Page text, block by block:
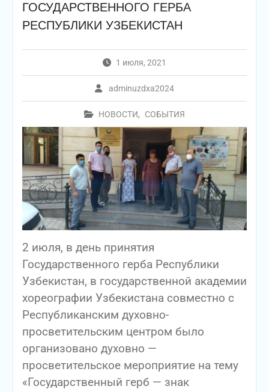
ГОСУДАРСТВЕННОГО ГЕРБА
РЕСПУБЛИКИ УЗБЕКИСТАН
1 июля, 2021
adminuzdxa2024
НОВОСТИ, СОБЫТИЯ
2 июля, в день принятия
Государственного герба Республики
Узбекистан, в государственной академии
хореографии Узбекистана совместно с
Республиканским духовно-
просветительским центром было
организовано духовно —
просветительское мероприятие на тему
«Государственный герб — знак